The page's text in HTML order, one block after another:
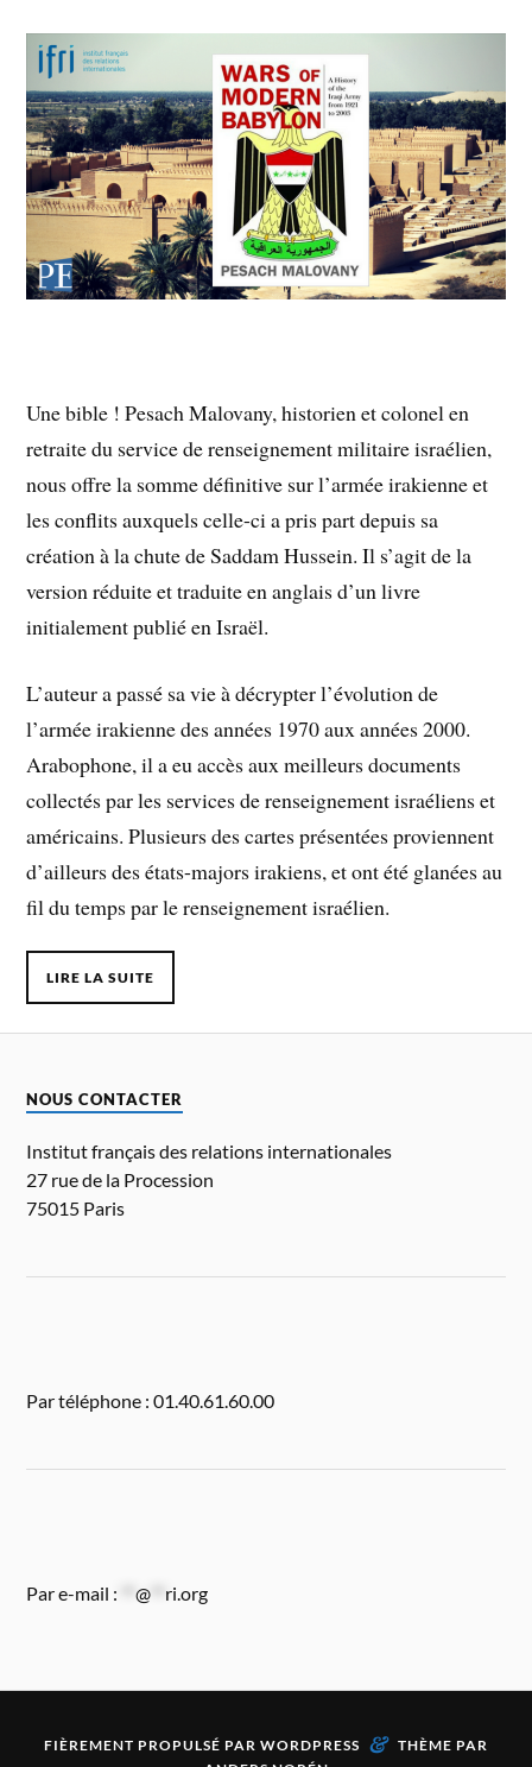
Une bible ! Pesach Malovany, historien et colonel en
retraite du service de renseignement militaire israélien,
nous offre la somme définitive sur l’armée irakienne et
les conflits auxquels celle-ci a pris part depuis sa
création à la chute de Saddam Hussein. Il s’agit de la
version réduite et traduite en anglais d’un livre
initialement publié en Israël.
L’auteur a passé sa vie à décrypter l’évolution de
l’armée irakienne des années 1970 aux années 2000.
Arabophone, il a eu accès aux meilleurs documents
collectés par les services de renseignement israéliens et
américains. Plusieurs des cartes présentées proviennent
d’ailleurs des états-majors irakiens, et ont été glanées au
fil du temps par le renseignement israélien.
LIRE LA SUITE
NOUS CONTACTER
Institut français des relations internationales
27 rue de la Procession
75015 Paris
Par téléphone : 01.40.61.60.00
Par e-mail : **@ ri.org
FIÈREMENT PROPULSÉ PAR WORDPRESS & THÈME PAR